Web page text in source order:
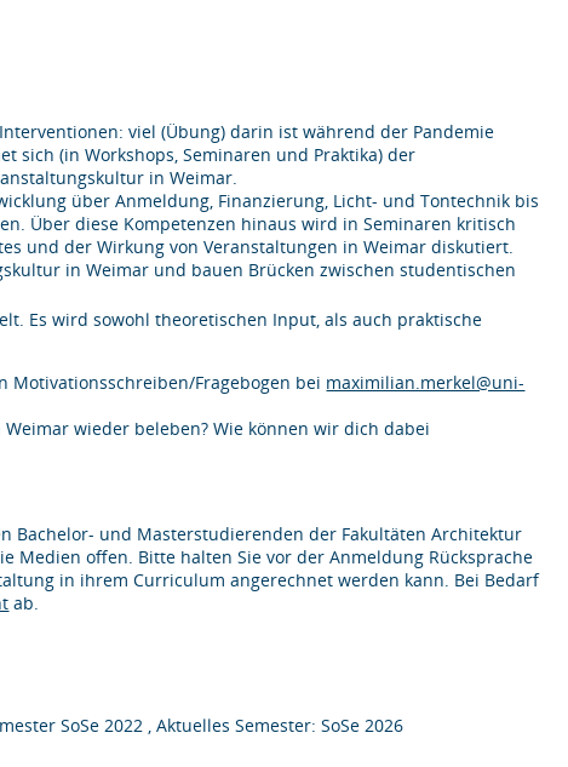
viel (Übung) darin ist während der Pandemie
sich (in Workshops, Seminaren und Praktika) der
in Weimar.
über Anmeldung, Finanzierung, Licht- und Tontechnik bis
Über diese Kompetenzen hinaus wird in Seminaren kritisch
und der Wirkung von Veranstaltungen in Weimar diskutiert.
in Weimar und bauen Brücken zwischen studentischen
Es wird sowohl theoretischen Input, als auch praktische
Fragebogen bei maximilian.merkel@uni-
wieder beleben? Wie können wir dich dabei
Bachelor- und Masterstudierenden der Fakultäten Architektur
Medien offen. Bitte halten Sie vor der Anmeldung Rücksprache
in ihrem Curriculum angerechnet werden kann. Bei Bedarf
ab.
SoSe 2022 , Aktuelles Semester: SoSe 2026